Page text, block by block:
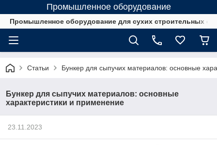
Промышленное оборудование
Промышленное оборудование для сухих строительных
Статьи Бункер для сыпучих материалов: основные
Бункер для сыпучих материалов: основные
характеристики и применение
23.11.2023